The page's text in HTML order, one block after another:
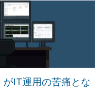
がIT運用の苦痛とな